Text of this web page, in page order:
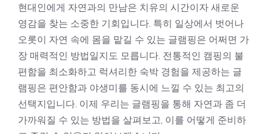
현대인에게 자연과의 만남은 치유의 시간이자 새로운
영감을 찾는 소중한 기회입니다. 특히 일상에서 벗어나
오롯이 자연 속에 몸을 맡길 수 있는 글램핑은 어쩌면 가
장 매력적인 방법일지도 모릅니다. 전통적인 캠핑의 불
편함을 최소화하고 럭셔리한 숙박 경험을 제공하는 글
램핑은 편안함과 야생미를 동시에 느낄 수 있는 최고의
선택지입니다. 이제 우리는 글램핑을 통해 자연과 좀 더
가까워질 수 있는 방법을 살펴보고, 이를 어떻게 준비하